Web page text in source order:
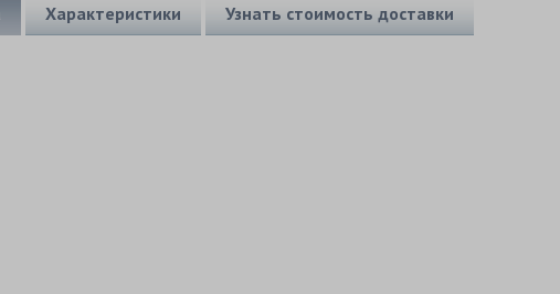
Характеристики Узнать стоимость доставки